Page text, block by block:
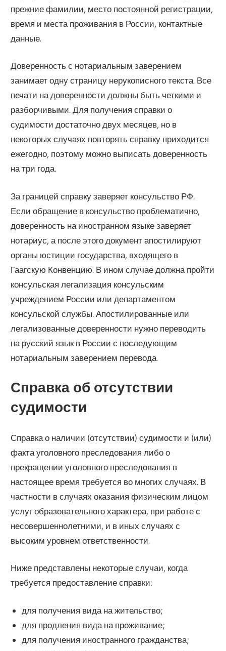
прежние фамилии, место постоянной регистрации,
время и места проживания в России, контактные
данные.
Доверенность с нотариальным заверением
занимает одну страницу нерукописного текста. Все
печати на доверенности должны быть четкими и
разборчивыми. Для получения справки о
судимости достаточно двух месяцев, но в
некоторых случаях повторять справку приходится
ежегодно, поэтому можно выписать доверенность
на три года.
За границей справку заверяет консульство РФ.
Если обращение в консульство проблематично,
доверенность на иностранном языке заверяет
нотариус, а после этого документ апостилируют
органы юстиции государства, входящего в
Гаагскую Конвенцию. В ином случае должна пройти
консульская легализация консульским
учреждением России или департаментом
консульской службы. Апостилированные или
легализованные доверенности нужно переводить
на русский язык в России с последующим
нотариальным заверением перевода.
Справка об отсутствии
судимости
Справка о наличии (отсутствии) судимости и (или)
факта уголовного преследования либо о
прекращении уголовного преследования в
настоящее время требуется во многих случаях. В
частности в случаях оказания физическим лицом
услуг образовательного характера, при работе с
несовершеннолетними, и в иных случаях с
высоким уровнем ответственности.
Ниже представлены некоторые случаи, когда
требуется предоставление справки:
для получения вида на жительство;
для продления вида на проживание;
для получения иностранного гражданства;